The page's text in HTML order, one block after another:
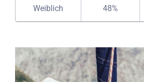
Weiblich 48%